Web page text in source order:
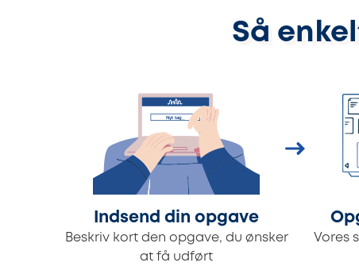
Så
Indsend din opgave
Beskriv kort den opgave, du ønsker
at få udført
Vores